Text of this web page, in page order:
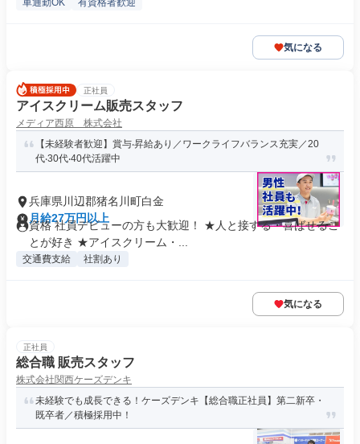
車通勤OK 有資格者歓迎
気になる
正社員
アイスクリーム販売スタッフ
メディア西原 株式会社
【未経験者歓迎】賞与‧昇給あり／ワークライフバランス充実／20
代‧30代‧40代活躍中
兵庫県川辺郡猪名川町白金
月給27万円以上
資格 社員デビューの方も大歓迎！ ★人と接する・喜ばせるこ
とが好き ★アイスクリーム・...
交通費支給 社割あり
気になる
正社員
総合職 販売スタッフ
株式会社関西ケーズデンキ
未経験でも成長できる！ケーズデンキ【総合職正社員】第二新卒・
既卒者／積極採用中！